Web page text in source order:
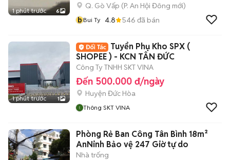
1 phút trước 6
Q. Gò Vấp (P. An Hội Đông mới)
bBui Ty 4.8 546 đã bán
1 phút trước 1
Tuyển Phụ Kho SPX (
SHOPEE ) - KCN TÂN ĐỨC
Công Ty TNHH SKT VINA
Đến 500.000 đ/ngày
Huyện Đức Hòa
Thông SKT VINA
Phòng Rẻ Ban Công Tân Bình 18m²
AnNinh Bảo vệ 247 Giờ tự do
Nhà trống